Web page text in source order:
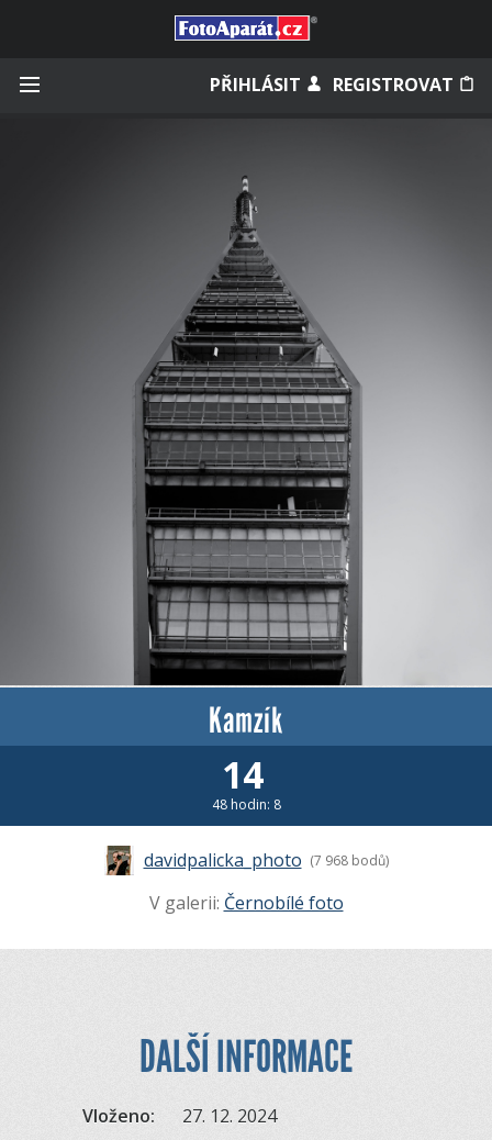
PŘIHLÁSIT REGISTROVAT
Zapamatovat
Zapomněli jste heslo?
Měli jste účet na starém webu?
Kamzík
14
48 hodin: 8
davidpalicka_photo (7 968 bodů)
V galerii: Černobílé foto
DALŠÍ INFORMACE
Vloženo:
27. 12. 2024